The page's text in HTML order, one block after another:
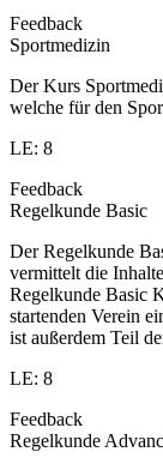
Feedback
Sportmedizin
Der Kurs
welche für den
LE: 8
Feedback
Regelkunde Basic
Der Regelkunde
vermittelt die
Regelkunde Basic
startenden Verein
ist außerdem Teil
LE: 8
Feedback
Regelkunde